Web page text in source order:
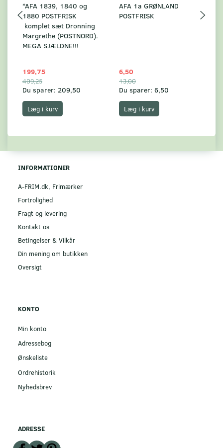
*AFA 1839, 1840 og
1880 POSTFRISK
komplet sæt Dronning
Margrethe (POSTNORD).
MEGA SJÆLDNE!!!
199,75
409,25
Du sparer: 209,50
Læg i kurv
AFA 1a GRØNLAND
POSTFRISK
6,50
13,00
Du sparer: 6,50
Læg i kurv
INFORMATIONER
A-FRIM.dk, Frimærker
Fortrolighed
Fragt og levering
Kontakt os
Betingelser & Vilkår
Din mening om butikken
Oversigt
KONTO
Min konto
Adressebog
Ønskeliste
Ordrehistorik
Nyhedsbrev
ADRESSE